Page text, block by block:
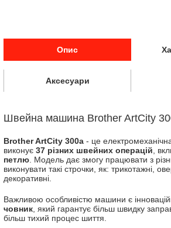
Опис
Аксесуари
Швейна машина Brother ArtCity
Brother ArtCity 300a - це
виконує 37 різних швейних операцій ,
петлю . Модель дає змогу працювати з
виконувати такі строчки, як: трикотажні,
декоративні.
Важливою особливістю машини є
човник , який гарантує більш швидку
більш тихий процес шиття.